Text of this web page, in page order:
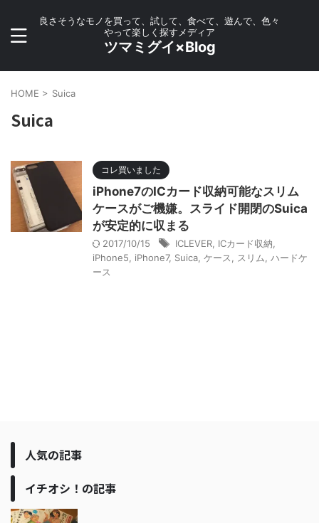
良さそうなモノを買って、試して、食べて、遊んで、色々
やって楽しく探すメディア
ツマミグイ×Blog
HOME > Suica
Suica
コレ買いました
iPhone7のICカード収納可能なスリム
ケースがご機嫌。スライド開閉のSuica
が安定的に収まる
2017/10/15 ICLEVER ICカード収納
iPhone5
iPhone7, Suica ケース スリム
ハードケ
ース
人気の記事
イチオシ！の記事